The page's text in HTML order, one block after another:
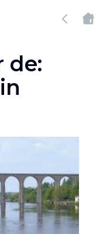
de: